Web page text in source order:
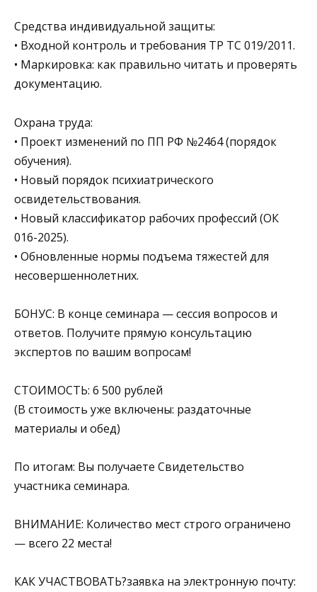
Средства индивидуальной защиты:
• Входной контроль и требования ТР ТС 019/2011.
• Маркировка: как правильно читать и проверять
документацию.
Охрана труда:
• Проект изменений по ПП РФ №2464 (порядок
обучения).
• Новый порядок психиатрического
освидетельствования.
• Новый классификатор рабочих профессий (ОК
016-2025).
• Обновленные нормы подъема тяжестей для
несовершеннолетних.
БОНУС: В конце семинара — сессия вопросов и
ответов. Получите прямую консультацию
экспертов по вашим вопросам!
СТОИМОСТЬ: 6 500 рублей
(В стоимость уже включены: раздаточные
материалы и обед)
По итогам: Вы получаете Свидетельство
участника семинара.
ВНИМАНИЕ: Количество мест строго ограничено
— всего 22 места!
КАК УЧАСТВОВАТЬ?заявка на электронную почту: